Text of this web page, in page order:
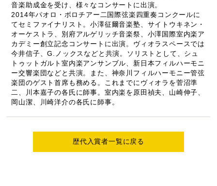
音楽助成金を受け、様々なコンサートに出演。
2014年パオロ・ボロチアー二国際弦楽四重奏コンクールに
てセミファイナリスト。小澤征爾音楽塾、サイトウキネン・
オーケストラ、別府アルゲリッチ音楽祭、小澤国際室内楽ア
カデミー創立記念コンサートに出演。ヴィオラスペースでは
今井信子、G.ノックスなどと共演。ソリストとして、シュ
トゥットガルト室内楽アンサンブル、新日本フィルハーモニ
ー交響楽団などと共演。また、神奈川フィルハーモニー管弦
楽団のゲスト首席も務める。これまでにヴィオラを菅沼準
二、川本嘉子の各氏に師事。室内楽を原田禎夫、山崎伸子、
岡山潔、川崎洋介の各氏に師事。
歴代入賞者一覧に戻る